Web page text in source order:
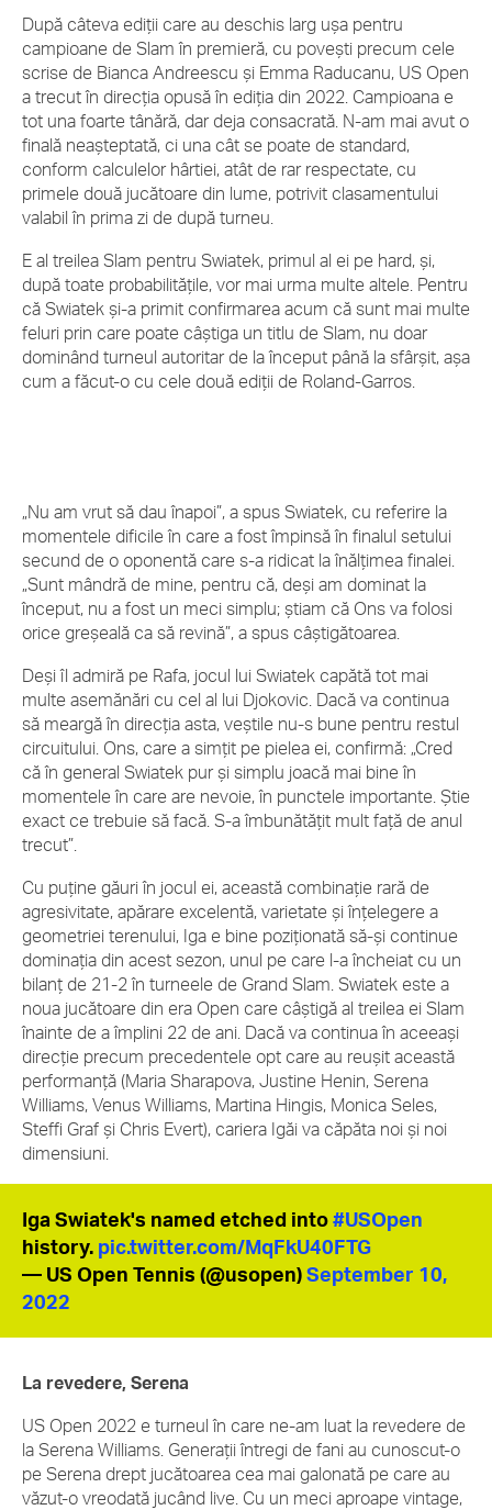
După câteva ediții care au deschis larg ușa pentru
campioane de Slam în premieră, cu povești precum cele
scrise de Bianca Andreescu și Emma Raducanu, US Open
a trecut în direcția opusă în ediția din 2022. Campioana e
tot una foarte tânără, dar deja consacrată. N-am mai avut o
finală neașteptată, ci una cât se poate de standard,
conform calculelor hârtiei, atât de rar respectate, cu
primele două jucătoare din lume, potrivit clasamentului
valabil în prima zi de după turneu.
E al treilea Slam pentru Swiatek, primul al ei pe hard, și,
după toate probabilitățile, vor mai urma multe altele. Pentru
că Swiatek și-a primit confirmarea acum că sunt mai multe
feluri prin care poate câștiga un titlu de Slam, nu doar
dominând turneul autoritar de la început până la sfârșit, așa
cum a făcut-o cu cele două ediții de Roland-Garros.
„Nu am vrut să dau înapoi”, a spus Swiatek, cu referire la
momentele dificile în care a fost împinsă în finalul setului
secund de o oponentă care s-a ridicat la înălțimea finalei.
„Sunt mândră de mine, pentru că, deși am dominat la
început, nu a fost un meci simplu; știam că Ons va folosi
orice greșeală ca să revină”, a spus câștigătoarea.
Deși îl admiră pe Rafa, jocul lui Swiatek capătă tot mai
multe asemănări cu cel al lui Djokovic. Dacă va continua
să meargă în direcția asta, veștile nu-s bune pentru restul
circuitului. Ons, care a simțit pe pielea ei, confirmă: „Cred
că în general Swiatek pur și simplu joacă mai bine în
momentele în care are nevoie, în punctele importante. Știe
exact ce trebuie să facă. S-a îmbunătățit mult față de anul
trecut”.
Cu puține găuri în jocul ei, această combinație rară de
agresivitate, apărare excelentă, varietate și înțelegere a
geometriei terenului, Iga e bine poziționată să-și continue
dominația din acest sezon, unul pe care l-a încheiat cu un
bilanț de 21-2 în turneele de Grand Slam. Swiatek este a
noua jucătoare din era Open care câștigă al treilea ei Slam
înainte de a împlini 22 de ani. Dacă va continua în aceeași
direcție precum precedentele opt care au reușit această
performanță (Maria Sharapova, Justine Henin, Serena
Williams, Venus Williams, Martina Hingis, Monica Seles,
Steffi Graf și Chris Evert), cariera Igăi va căpăta noi și noi
dimensiuni.
Iga Swiatek's named etched into#USOpen
history. pic.twitter.com/MqFkU40FTG
— US Open Tennis (@usopen)September 10,
2022
La revedere, Serena
US Open 2022 e turneul în care ne-am luat la revedere de
la Serena Williams. Generații întregi de fani au cunoscut-o
pe Serena drept jucătoarea cea mai galonată pe care au
văzut-o vreodată jucând live. Cu un meci aproape vintage,